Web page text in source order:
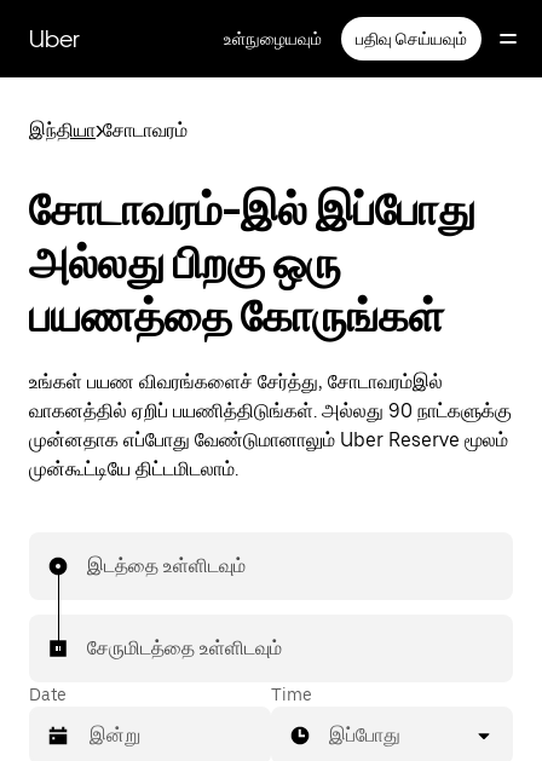
பக்கத்திற்குச்
செல்லவும்
Uber உள்நுழையவும் பதிவு செய்யவும்
இந்தியா>சோடாவரம்
சோடாவரம்-இல் இப்போது
அல்லது பிறகு ஒரு
பயணத்தை கோருங்கள்
உங்கள் பயண விவரங்களைச் சேர்த்து, சோடாவரம்இல்
வாகனத்தில் ஏறிப் பயணித்திடுங்கள். அல்லது 90 நாட்களுக்கு
முன்னதாக எப்போது வேண்டுமானாலும் Uber Reserve மூலம்
முன்கூட்டியே திட்டமிடலாம்.
இடத்தை உள்ளிடவும்
சேருமிடத்தை உள்ளிடவும்
Date Time
இப்போது